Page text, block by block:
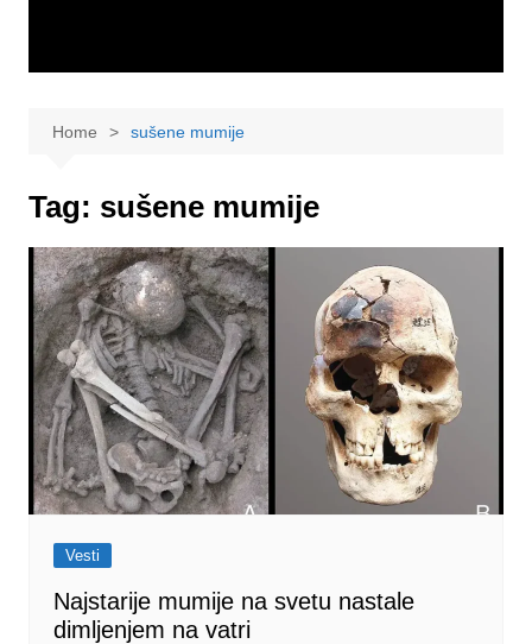
Home sušene mumije
Tag: sušene mumije
Vesti
Najstarije mumije na svetu nastale
dimljenjem na vatri